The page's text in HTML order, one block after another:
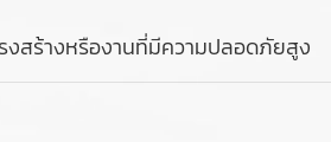
งสร้างหรืองานที่มีความปลอดภัยสูง